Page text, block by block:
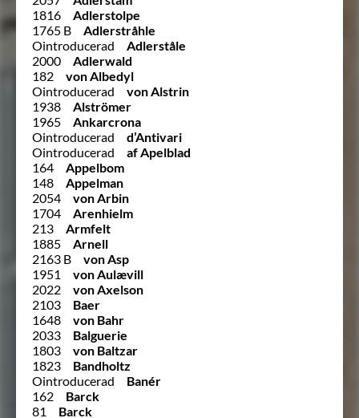
1816
Adlerstolpe
1765 B
Adlerstråhle
Ointroducerad
Adlerståle
2000
Adlerwald
182
von Albedyl
Ointroducerad
von Alstrin
1938
Alströmer
1965
Ankarcrona
Ointroducerad
d’Antivari
Ointroducerad
af Apelblad
164
Appelbom
148
Appelman
2054
von Arbin
1704
Arenhielm
213
Armfelt
1885
Arnell
2163 B
von Asp
1951
von Aulævill
2022
von Axelson
2103
Baer
1648
von Bahr
2033
Balguerie
1803
von Baltzar
1823
Bandholtz
Ointroducerad
Banér
162
Barck
81
Barck